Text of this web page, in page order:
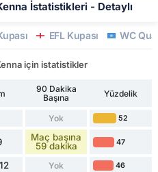
İstatistikleri - Detaylı
EFL Kupası WC
için istatistikler
90 Dakika
Başına
Yüzdelik
Yok 52
Maç başına
59 dakika
47
Yok 46